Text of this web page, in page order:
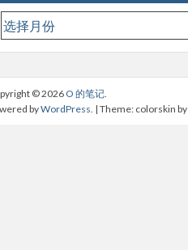
归
档
© 2026 O 的笔记.
byWordPress. | Theme: colorskin by